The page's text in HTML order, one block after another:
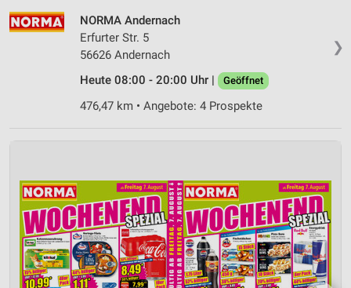
❯
NORMA Andernach
Erfurter Str. 5
56626 Andernach
Heute 08:00 - 20:00 Uhr |
Geöffnet
476,47 km • Angebote: 4 Prospekte